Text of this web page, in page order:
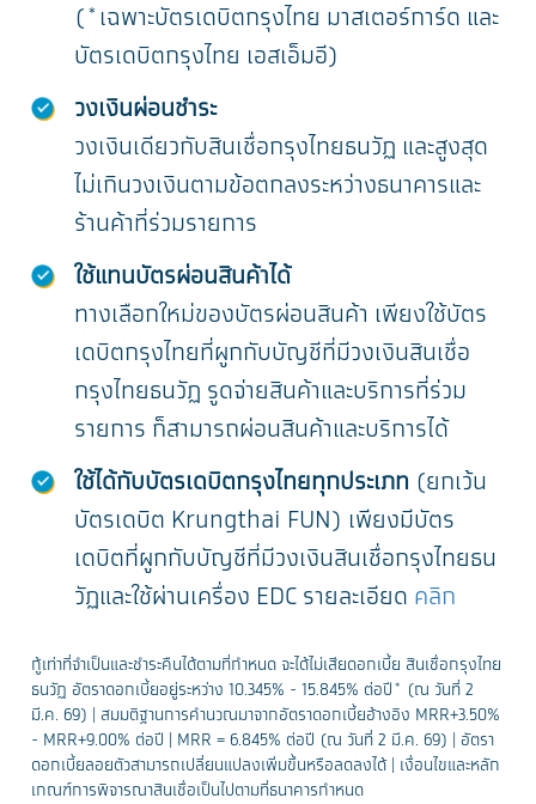
(*เฉพาะบัตรเดบิตกรุงไทย มาสเตอร์การ์ด และ
บัตรเดบิตกรุงไทย เอสเอ็มอี)
วงเงินผ่อนชำระ
วงเงินเดียวกับสินเชื่อกรุงไทยธนวัฏ และสูงสุด
ไม่เกินวงเงินตามข้อตกลงระหว่างธนาคารและ
ร้านค้าที่ร่วมรายการ
ใช้แทนบัตรผ่อนสินค้าได้
ทางเลือกใหม่ของบัตรผ่อนสินค้า เพียงใช้บัตร
เดบิตกรุงไทยที่ผูกกับบัญชีที่มีวงเงินสินเชื่อ
กรุงไทยธนวัฏ รูดจ่ายสินค้าและบริการที่ร่วม
รายการ ก็สามารถผ่อนสินค้าและบริการได้
ใช้ได้กับบัตรเดบิตกรุงไทยทุกประเภท (ยกเว้น
บัตรเดบิต Krungthai FUN) เพียงมีบัตร
เดบิตที่ผูกกับบัญชีที่มีวงเงินสินเชื่อกรุงไทยธน
วัฏและใช้ผ่านเครื่อง EDC รายละเอียด คลิก
กู้เท่าที่จำเป็นและชำระคืนได้ตามที่กำหนด จะได้ไม่เสียดอกเบี้ย สินเชื่อกรุงไทย
ธนวัฏ อัตราดอกเบี้ยอยู่ระหว่าง 10.345% - 15.845% ต่อปี* (ณ วันที่ 2
มี.ค. 69) | สมมติฐานการคำนวณมาจากอัตราดอกเบี้ยอ้างอิง MRR+3.50%
- MRR+9.00% ต่อปี | MRR = 6.845% ต่อปี (ณ วันที่ 2 มี.ค. 69) | อัตรา
ดอกเบี้ยลอยตัวสามารถเปลี่ยนแปลงเพิ่มขึ้นหรือลดลงได้ | เงื่อนไขและหลัก
เกณฑ์การพิจารณาสินเชื่อเป็นไปตามที่ธนาคารกำหนด